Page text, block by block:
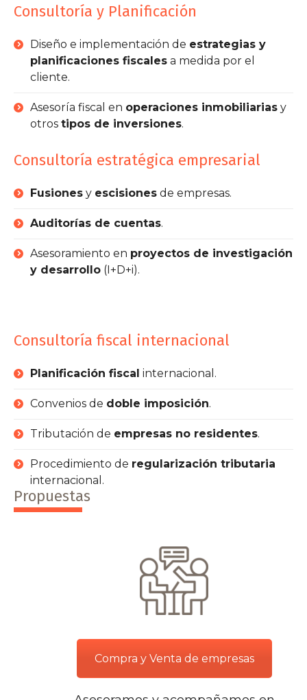
Consultoría y Planificación
Diseño e implementación de estrategias y
planificaciones fiscales a medida por el
cliente.
Asesoría fiscal en operaciones inmobiliarias y
otros tipos de inversiones.
Consultoría estratégica empresarial
Fusiones y escisiones de empresas.
Auditorías de cuentas.
Asesoramiento en proyectos de investigación
y desarrollo (I+D+i).
Consultoría fiscal internacional
Planificación fiscal internacional.
Convenios de doble imposición.
Tributación de empresas no residentes.
Procedimiento de regularización tributaria
internacional.
Propuestas
Compra y Venta de empresas